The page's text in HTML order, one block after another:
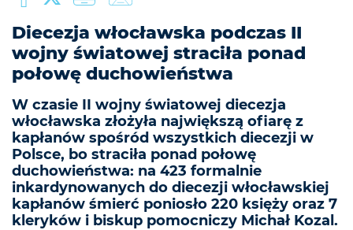
Diecezja włocławska podczas II
wojny światowej straciła ponad
połowę duchowieństwa
W czasie II wojny światowej diecezja
włocławska złożyła największą ofiarę z
kapłanów spośród wszystkich diecezji w
Polsce, bo straciła ponad połowę
duchowieństwa: na 423 formalnie
inkardynowanych do diecezji włocławskiej
kapłanów śmierć poniosło 220 księży oraz 7
kleryków i biskup pomocniczy Michał Kozal.